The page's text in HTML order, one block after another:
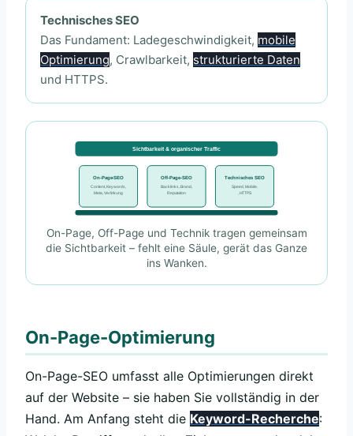
Technisches SEO
Das Fundament: Ladegeschwindigkeit, mobile
Optimierung, Crawlbarkeit, strukturierte Daten
und HTTPS.
Sichtbarkeit & organischer Traffic
On-Page-SEO
Content, Keywords,
Meta, Verlinkung
Off-Page-SEO
Backlinks, Brand,
Reputation
Technisches SEO
Speed, Mobile,
, HTTPS
On-Page, Off-Page und Technik tragen gemeinsam
die Sichtbarkeit – fehlt eine Säule, gerät das Ganze
ins Wanken.
On-Page-Optimierung
On-Page-SEO umfasst alle Optimierungen direkt
auf der Website – sie haben Sie vollständig in der
Hand. Am Anfang steht die Keyword-Recherche: